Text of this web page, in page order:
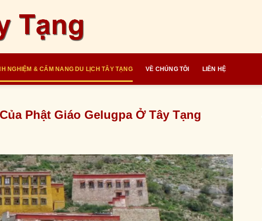
NGHIỆM & CẨM NANG DU LỊCH TÂY TẠNG VỀ CHÚNG TÔI LIÊN HỆ
Phật Giáo Gelugpa Ở Tây Tạng